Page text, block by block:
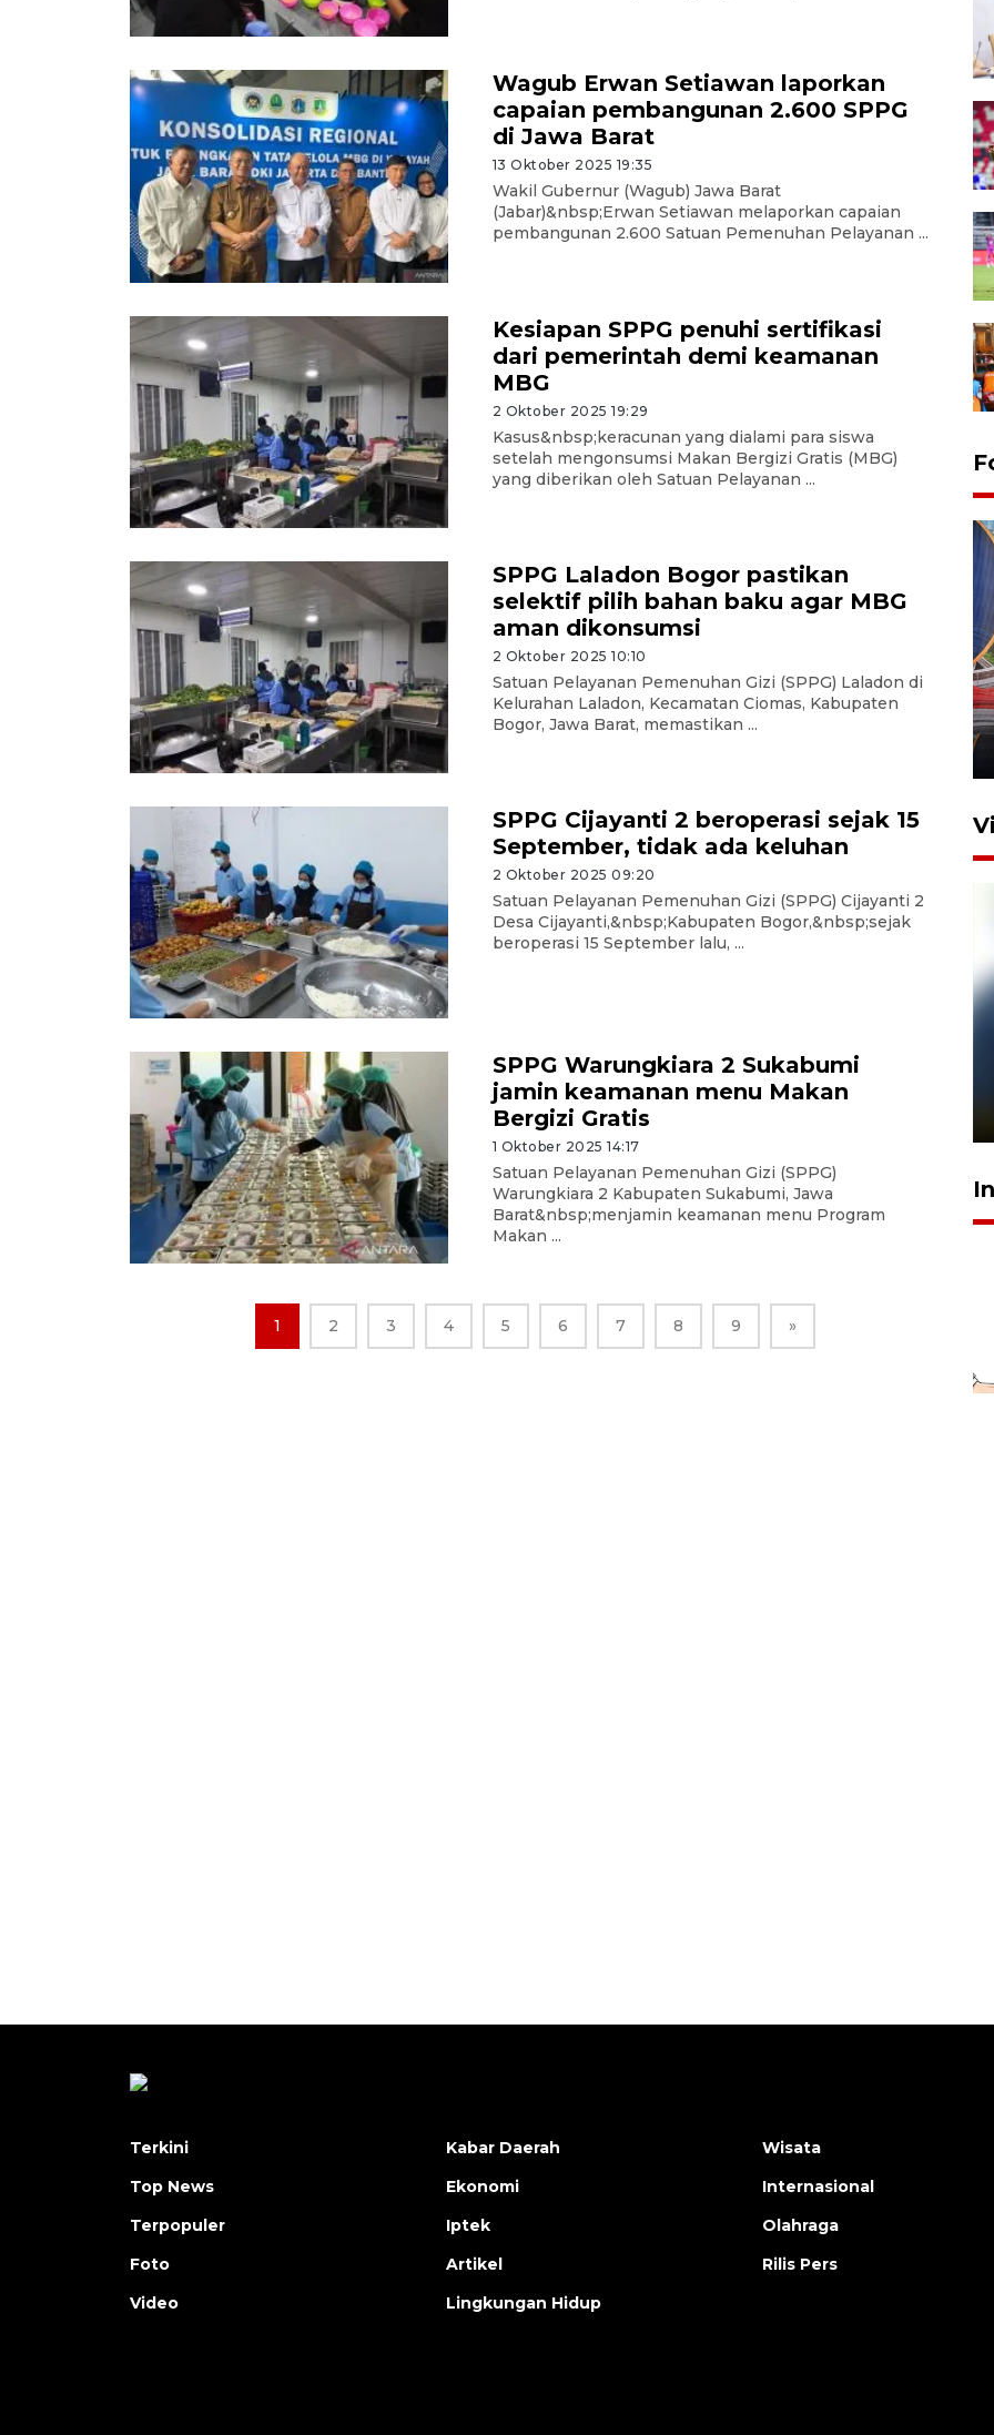
Wagub Erwan Setiawan laporkan
capaian pembangunan 2.600 SPPG
di Jawa Barat
13 Oktober 2025 19:35
Wakil Gubernur (Wagub) Jawa Barat
(Jabar)&nbsp;Erwan Setiawan melaporkan capaian
pembangunan 2.600 Satuan Pemenuhan Pelayanan ...
Kesiapan SPPG penuhi sertifikasi
dari pemerintah demi keamanan
MBG
2 Oktober 2025 19:29
Kasus&nbsp;keracunan yang dialami para siswa
setelah mengonsumsi Makan Bergizi Gratis (MBG)
yang diberikan oleh Satuan Pelayanan ...
SPPG Laladon Bogor pastikan
selektif pilih bahan baku agar MBG
aman dikonsumsi
2 Oktober 2025 10:10
Satuan Pelayanan Pemenuhan Gizi (SPPG) Laladon di
Kelurahan Laladon, Kecamatan Ciomas, Kabupaten
Bogor, Jawa Barat, memastikan ...
SPPG Cijayanti 2 beroperasi sejak 15
September, tidak ada keluhan
2 Oktober 2025 09:20
Satuan Pelayanan Pemenuhan Gizi (SPPG) Cijayanti 2
Desa Cijayanti,&nbsp;Kabupaten Bogor,&nbsp;sejak
beroperasi 15 September lalu, ...
SPPG Warungkiara 2 Sukabumi
jamin keamanan menu Makan
Bergizi Gratis
1 Oktober 2025 14:17
Satuan Pelayanan Pemenuhan Gizi (SPPG)
Warungkiara 2 Kabupaten Sukabumi, Jawa
Barat&nbsp;menjamin keamanan menu Program
Makan ...
1 2 3 4 5 6 7 8 9 »
Komisi V DPR tinjau
perlintasan sebidang di
Stasiun Bogor
Pelanggan Filaha Farm setia
sampai 8 tahan?
1 Juni 2026 05:47
Terkini
Top News
Terpopuler
Foto
Video
Kabar Daerah
Ekonomi
Iptek
Artikel
Lingkungan Hidup
Wisata
Internasional
Olahraga
Rilis Pers